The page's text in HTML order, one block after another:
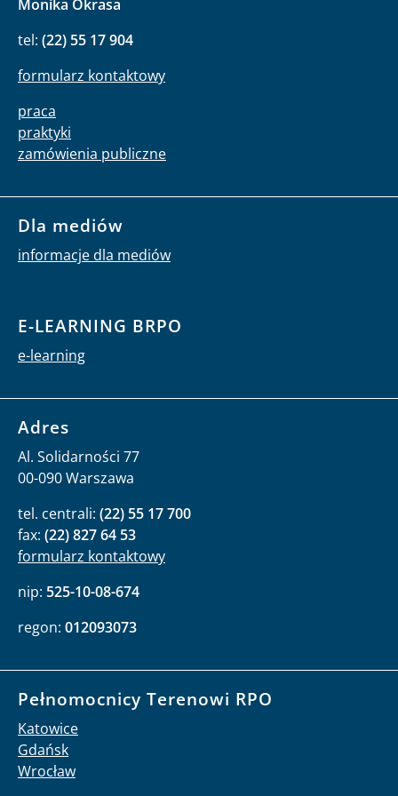
Monika Okrasa
tel: (22) 55 17 904
formularz kontaktowy
praca
praktyki
zamówienia publiczne
Dla mediów
informacje dla mediów
E-LEARNING BRPO
e-learning
Adres
Al. Solidarności 77
00-090 Warszawa
tel. centrali: (22) 55 17 700
fax: (22) 827 64 53
formularz kontaktowy
nip: 525-10-08-674
regon: 012093073
Pełnomocnicy Terenowi RPO
Katowice
Gdańsk
Wrocław